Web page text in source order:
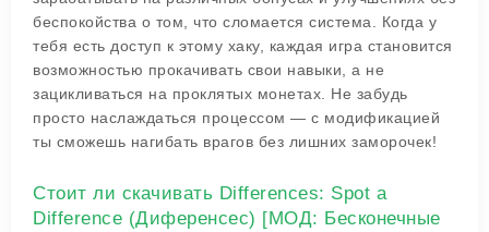
беспокойства о том, что сломается система. Когда у
тебя есть доступ к этому хаку, каждая игра становится
возможностью прокачивать свои навыки, а не
зацикливаться на проклятых монетах. Не забудь
просто наслаждаться процессом — с модификацией
ты сможешь нагибать врагов без лишних заморочек!
Стоит ли скачивать Differences: Spot a
Difference (Диференсес) [МОД: Бесконечные